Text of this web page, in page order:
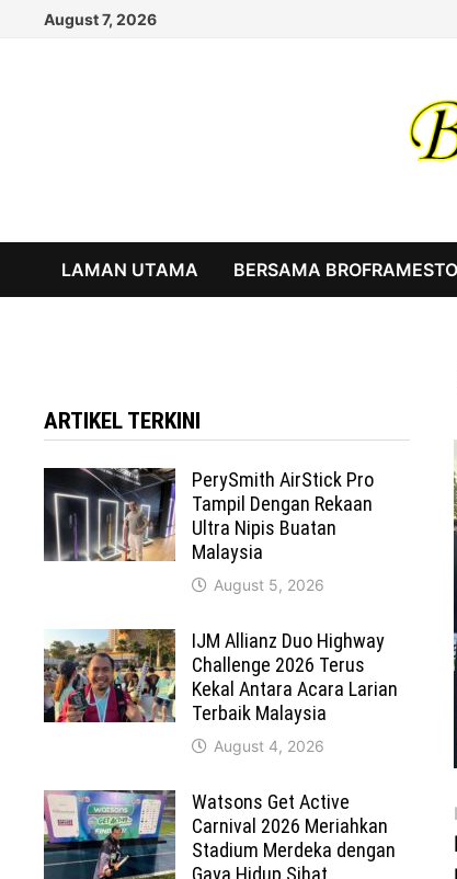
August 7, 2026
LAMAN UTAMA BERSAMA
ARTIKEL TERKINI
PerySmith AirStick Pro
Tampil Dengan Rekaan
Ultra Nipis Buatan
Malaysia
August 5, 2026
IJM Allianz Duo Highway
Challenge 2026 Terus
Kekal Antara Acara Larian
Terbaik Malaysia
August 4, 2026
Watsons Get Active
Carnival 2026 Meriahkan
Stadium Merdeka dengan
Gaya Hidup Sihat